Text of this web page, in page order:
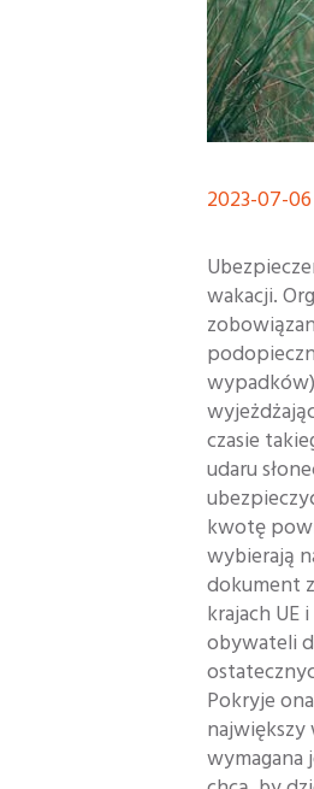
2023-07-06
wakacji.
czasie
udaru
kwotę
wybierają
dokument
krajach UE
obywateli
Pokryje
największy
wymagana